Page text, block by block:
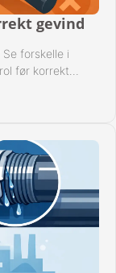
gevind
forskelle i
før korrekt